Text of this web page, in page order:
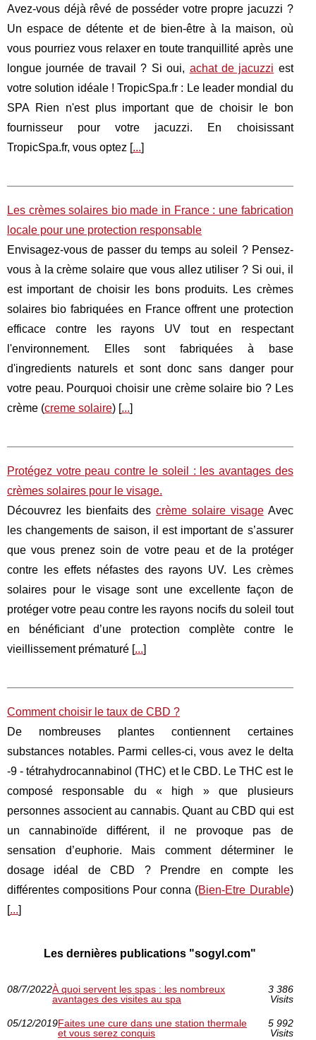
Avez-vous déjà rêvé de posséder votre propre jacuzzi ?
Un espace de détente et de bien-être à la maison, où
vous pourriez vous relaxer en toute tranquillité après une
longue journée de travail ? Si oui, achat de jacuzzi est
votre solution idéale ! TropicSpa.fr : Le leader mondial du
SPA Rien n'est plus important que de choisir le bon
fournisseur pour votre jacuzzi. En choisissant
TropicSpa.fr, vous optez [...]
Les crèmes solaires bio made in France : une fabrication
locale pour une protection responsable
Envisagez-vous de passer du temps au soleil ? Pensez-
vous à la crème solaire que vous allez utiliser ? Si oui, il
est important de choisir les bons produits. Les crèmes
solaires bio fabriquées en France offrent une protection
efficace contre les rayons UV tout en respectant
l'environnement. Elles sont fabriquées à base
d'ingredients naturels et sont donc sans danger pour
votre peau. Pourquoi choisir une crème solaire bio ? Les
crème (creme solaire) [...]
Protégez votre peau contre le soleil : les avantages des
crèmes solaires pour le visage.
Découvrez les bienfaits descrème solaire visageAvec
les changements de saison, il est important de s’assurer
que vous prenez soin de votre peau et de la protéger
contre les effets néfastes des rayons UV. Les crèmes
solaires pour le visage sont une excellente façon de
protéger votre peau contre les rayons nocifs du soleil tout
en bénéficiant d’une protection complète contre le
vieillissement prématuré [...]
Comment choisir le taux de CBD ?
De nombreuses plantes contiennent certaines
substances notables. Parmi celles-ci, vous avez le delta
-9 - tétrahydrocannabinol (THC) et le CBD. Le THC est le
composé responsable du « high » que plusieurs
personnes associent au cannabis. Quant au CBD qui est
un cannabinoïde différent, il ne provoque pas de
sensation d’euphorie. Mais comment déterminer le
dosage idéal de CBD ? Prendre en compte les
différentes compositions Pour conna (Bien-Etre Durable)
[...]
Les dernières publications "sogyl.com"
08/7/2022À quoi servent les spas : les nombreux
avantages des visites au spa
3 386
Visits
05/12/2019Faites une cure dans une station thermale
et vous serez conquis
5 992
Visits